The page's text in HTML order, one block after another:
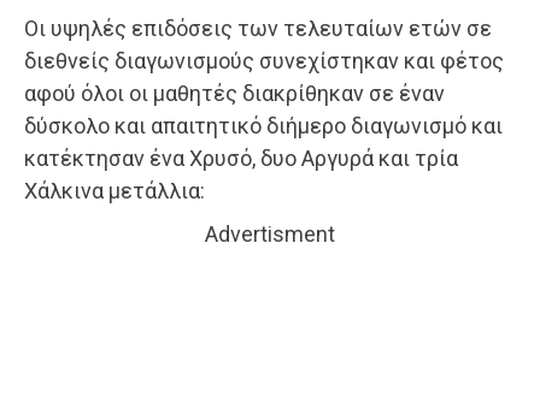
Οι υψηλές επιδόσεις των τελευταίων ετών σε
διεθνείς διαγωνισμούς συνεχίστηκαν και φέτος
αφού όλοι οι μαθητές διακρίθηκαν σε έναν
δύσκολο και απαιτητικό διήμερο διαγωνισμό και
κατέκτησαν ένα Χρυσό, δυο Αργυρά και τρία
Χάλκινα μετάλλια:
Advertisment